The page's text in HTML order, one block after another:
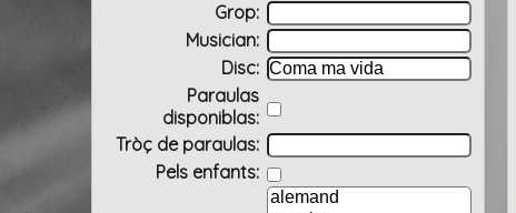
Grop:
Musician:
Disc:
Paraulas
disponiblas:
Tròç de paraulas:
Pels enfants: